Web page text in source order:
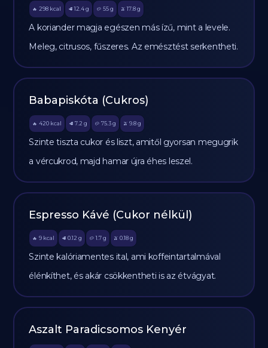
🔥 298 kcal 🥩 12.4 g 🥔 55g 🫒 17.8 g
A koriander magja egészen más ízű, mint a levele.
Meleg, citrusos, fűszeres. Az emésztést serkentheti.
Babapiskóta (Cukros)
🔥 420 kcal 🥩 7.2 g 🥔 75.3g 🫒 9.8 g
Szinte tiszta cukor és liszt, amitől gyorsan megugrik
a vércukrod, majd hamar újra éhes leszel.
Espresso Kávé (Cukor nélkül)
🔥 9 kcal 🥩 0.12 g 🥔 1.7g 🫒 0.18 g
Szinte kalóriamentes ital, ami koffeintartalmával
élénkíthet, és akár csökkentheti is az étvágyat.
Aszalt Paradicsomos Kenyér